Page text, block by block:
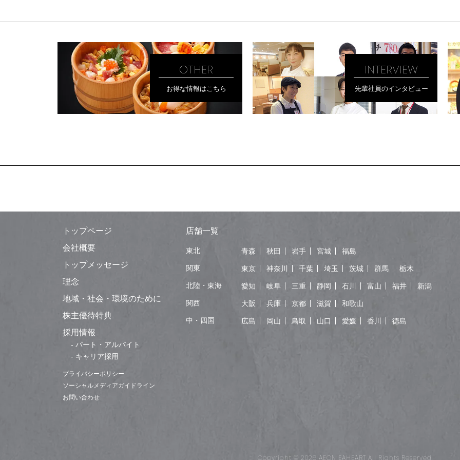
OTHER
お得な情報はこちら
INTERVIEW
先輩社員のインタビュー
トップページ
会社概要
トップメッセージ
理念
地域・社会・環境のために
株主優待特典
採用情報
- パート・アルバイト
- キャリア採用
プライバシーポリシー
ソーシャルメディアガイドライン
お問い合わせ
店舗一覧
東北 青森 秋田 岩手 宮城 福島
関東 東京 神奈川 千葉 埼玉 茨城 群馬 栃木
北陸・東海 愛知 岐阜 三重 静岡 石川 富山 福井 新潟
関西 大阪 兵庫 京都 滋賀 和歌山
中・四国 広島 岡山 鳥取 山口 愛媛 香川 徳島
Copyright © 2026 AEON EAHEART All Rights Reserved.